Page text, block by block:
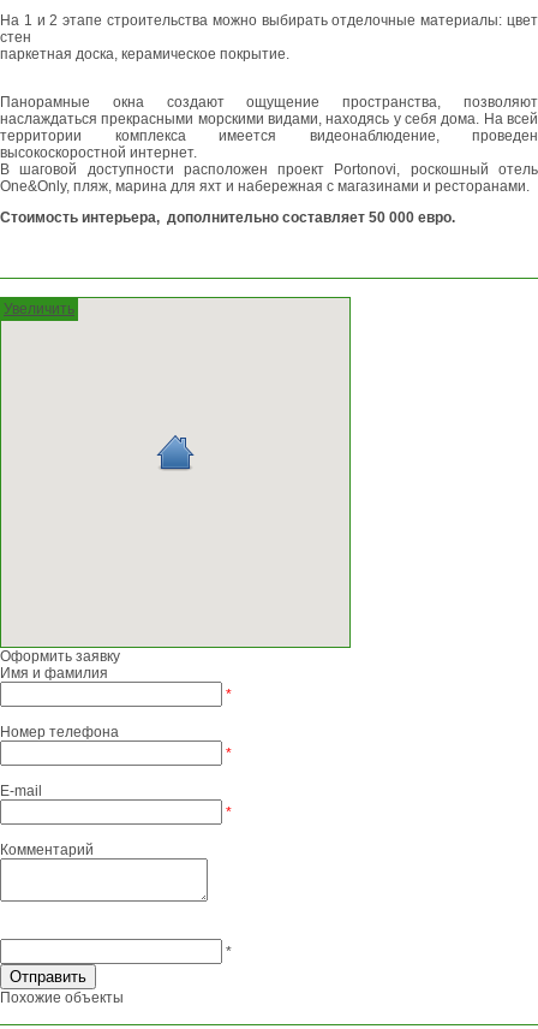
На 1 и 2 этапе строительства можно выбирать отделочные материалы: цвет
стен
паркетная доска, керамическое покрытие.
Панорамные окна создают ощущение пространства, позволяют
наслаждаться прекрасными морскими видами, находясь у себя дома. На всей
территории комплекса имеется видеонаблюдение, проведен
высокоскоростной интернет.
В шаговой доступности расположен проект Portonovi, роскошный отель
One&Only, пляж, марина для яхт и набережная с магазинами и ресторанами.
Cтоимость интерьера, дополнительно составляет 50 000 евро.
Увеличить
Оформить заявку
Имя и фамилия
*
Номер телефона
*
E-mail
*
Комментарий
*
Похожие объекты